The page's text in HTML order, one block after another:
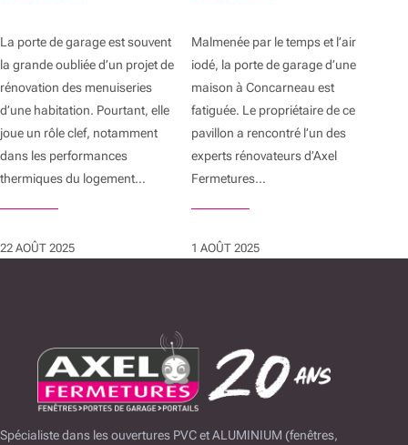
La porte de garage est souvent
la grande oubliée d’un projet de
rénovation des menuiseries
d’une habitation. Pourtant, elle
joue un rôle clef, notamment
dans les performances
thermiques du logement…
22 AOÛT 2025
Malmenée par le temps et l’air
iodé, la porte de garage d’une
maison à Concarneau est
fatiguée. Le propriétaire de ce
pavillon a rencontré l’un des
experts rénovateurs d’Axel
Fermetures…
1 AOÛT 2025
Spécialiste dans les ouvertures PVC et ALUMINIUM (fenêtres,